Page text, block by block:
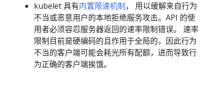
kubelet 具有内置限速机制， 用以缓解来自行为
不当或恶意用户的本地拒绝服务攻击。API 的使
用者必须容忍服务器返回的速率限制错误。 速率
限制目前是硬编码的且作用于全局的，因此行为
不当的客户端可能会耗光所有配额，进而导致行
为正确的客户端挨饿。